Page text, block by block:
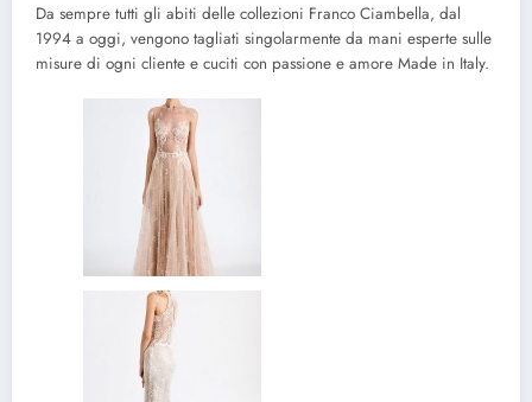
Da sempre tutti gli abiti delle collezioni Franco Ciambella, dal
1994 a oggi, vengono tagliati singolarmente da mani esperte sulle
misure di ogni cliente e cuciti con passione e amore Made in Italy.